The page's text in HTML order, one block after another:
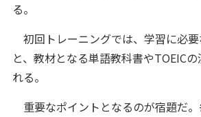
る。
初回トレーニングでは、学習に必
と、教材となる単語教科書やTOEIC
れる。
重要なポイントとなるのが宿題だ